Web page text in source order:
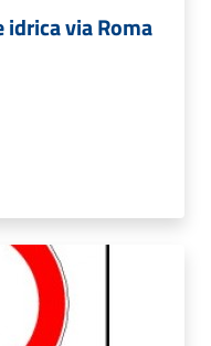
via Roma